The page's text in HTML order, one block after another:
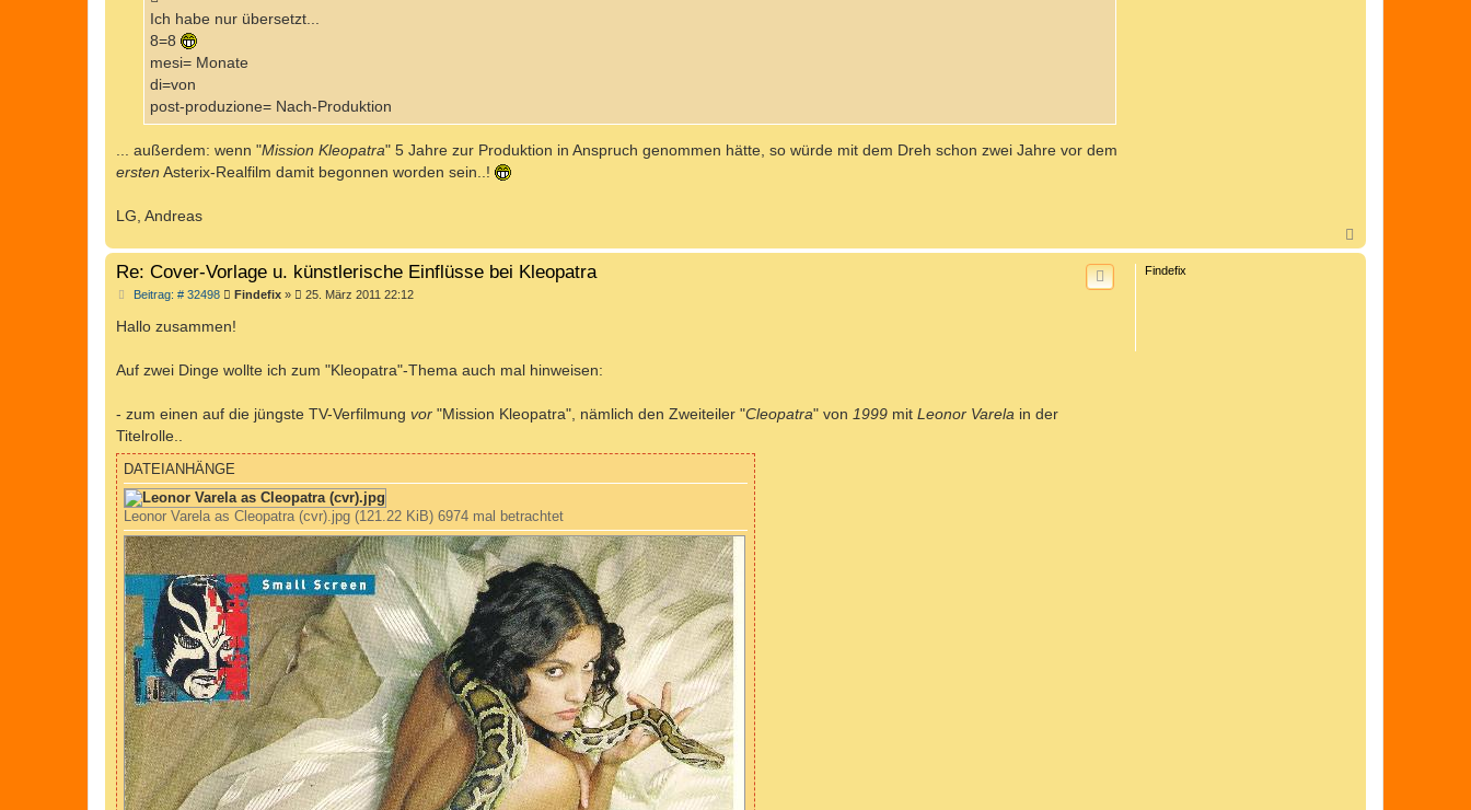
Ich habe nur übersetzt...
8=8
mesi= Monate
di=von
post-produzione= Nach-Produktion
... außerdem: wenn "Mission Kleopatra" 5 Jahre zur Produktion in Anspruch genommen hätte, so würde mit dem Dreh schon zwei Jahre vor dem
ersten Asterix-Realfilm damit begonnen worden sein..!
LG, Andreas
a
Findefix
Re: Cover-Vorlage u. künstlerische Einflüsse bei Kleopatra
Beitrag: # 32498B
i
a
Findefix» 25. März 2011 22:12
Hallo zusammen!
Auf zwei Dinge wollte ich zum "Kleopatra"-Thema auch mal hinweisen:
- zum einen auf die jüngste TV-Verfilmung vor "Mission Kleopatra", nämlich den Zweiteiler "Cleopatra" von 1999 mit Leonor Varela in der
Titelrolle..
DATEIANHÄNGE
Leonor Varela as Cleopatra (cvr).jpg (121.22 KiB) 6974 mal betrachtet